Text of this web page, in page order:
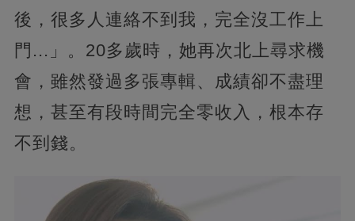
後，很多人連絡不到我，完全沒工作上
門...」。20多歲時，她再次北上尋求機
會，雖然發過多張專輯、成績卻不盡理
想，甚至有段時間完全零收入，根本存
不到錢。